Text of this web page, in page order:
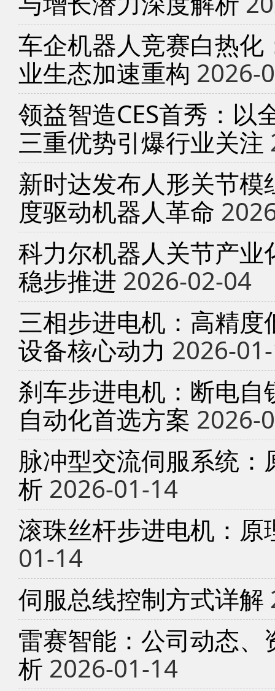
车企机器人竞赛白热
业生态加速重构 2026-
领益智造CES首秀：以
三重优势引爆行业关注
新时达发布人形关节
度驱动机器人革命
科力尔机器人关节产
稳步推进 2026-02-04
三相步进电机：高精
设备核心动力 2026-
刹车步进电机：断电
自动化首选方案 2026-
脉冲型交流伺服系统
析 2026-01-14
滚珠丝杆步进电机：
01-14
伺服总线控制方式详解
雷赛智能：公司动态
析 2026-01-14